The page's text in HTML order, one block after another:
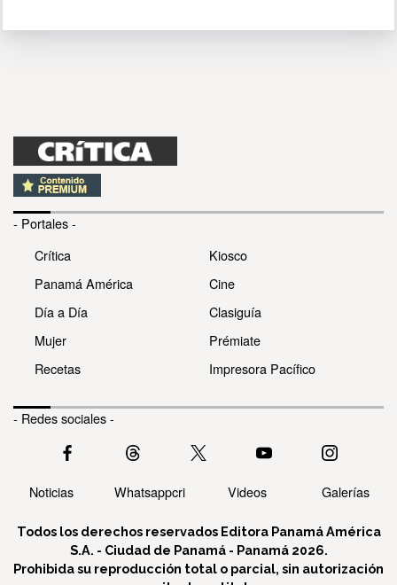
- Portales -
Crítica
Panamá América
Día a Día
Mujer
Recetas
Kiosco
Cine
Clasiguía
Prémiate
Impresora Pacífico
- Redes sociales -
Noticias Whatsappcri Videos Galerías
Todos los derechos reservados Editora Panamá América
S.A. - Ciudad de Panamá - Panamá 2026.
Prohibida su reproducción total o parcial, sin autorización